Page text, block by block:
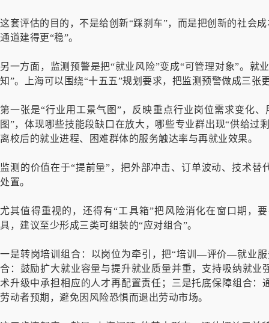
这套评估的目的，不是给创新“踩刹车”，而是把创新的社会
通道建得更“稳”。
另一方面，监测预警是把“就业风险”变成“可管理对象”。就
知”。上海可以围绕“十五五”规划要求，把监测预警做成三张
第一张是“行业用工景气图”，反映重点行业岗位需求变化
图”，体现哪些技能段缺口在放大，哪些专业群出现“供给过
离校后的就业进程、困难群体的服务触达率与再就业效果。
监测的价值在于“提前量”，把外部冲击、订单波动、技术
处置。
尤其值得重视的，还得有“工具箱”把风险消化在窗口期，
具，建议至少形成三类可组装的“应对组合”。
一是转岗培训组合：以岗位为牵引，把“培训—评价—就业
合：鼓励扩大就业容量与提升就业质量并重，支持吸纳就
术升级中承担相应的人才再配置责任；三是托底保障组合
劳动者预期，避免因风险恐惧而退出劳动市场。